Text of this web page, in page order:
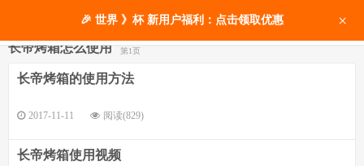
长帝烤箱怎么使用 第1页
长帝烤箱的使用方法
2017-11-11 阅读(829)
长帝烤箱使用视频
🎉 世界 》杯 新用户福利：点击领取优惠 ×